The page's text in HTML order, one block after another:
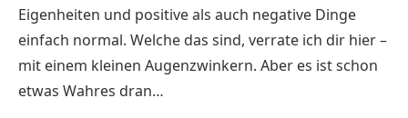
Eigenheiten und positive als auch negative Dinge
einfach normal. Welche das sind, verrate ich dir hier –
mit einem kleinen Augenzwinkern. Aber es ist schon
etwas Wahres dran…